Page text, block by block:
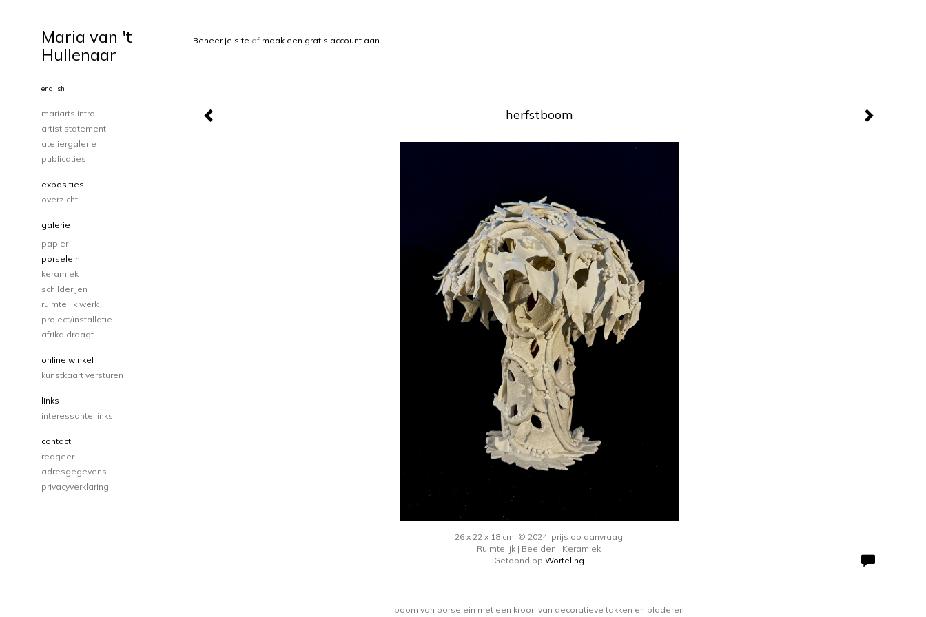
Beheer je site of maak een gratis account aan.
herfstboom
26 x 22 x 18 cm, © 2024, prijs op aanvraag
Ruimtelijk | Beelden | Keramiek
Getoond op Worteling
boom van porselein met een kroon van decoratieve takken en bladeren
Maria van 't
Hullenaar
english
mariarts intro
artist statement
ateliergalerie
publicaties
exposities
overzicht
galerie
papier
porselein
keramiek
schilderijen
ruimtelijk werk
project/installatie
afrika draagt
online winkel
kunstkaart versturen
links
interessante links
contact
reageer
adresgegevens
privacyverklaring